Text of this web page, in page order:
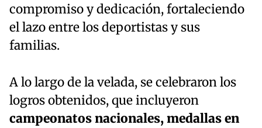
compromiso y dedicación, fortaleciendo
el lazo entre los deportistas y sus
familias.
A lo largo de la velada, se celebraron los
logros obtenidos, que incluyeron
campeonatos nacionales, medallas en